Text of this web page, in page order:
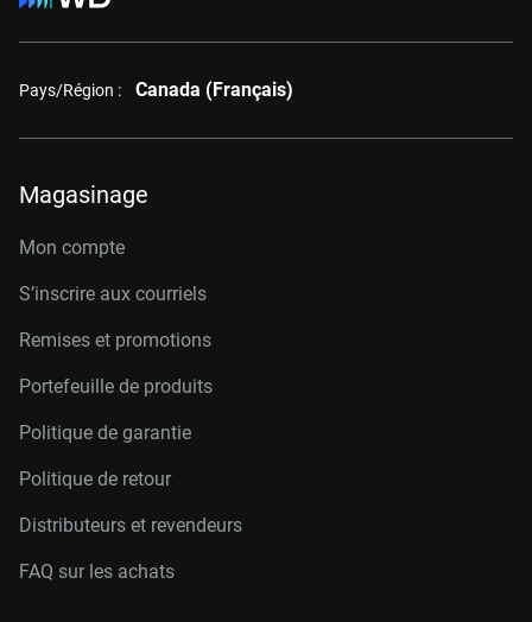
Pays/Région : Canada (Français)
Magasinage
Mon compte
S’inscrire aux courriels
Remises et promotions
Portefeuille de produits
Politique de garantie
Politique de retour
Distributeurs et revendeurs
FAQ sur les achats